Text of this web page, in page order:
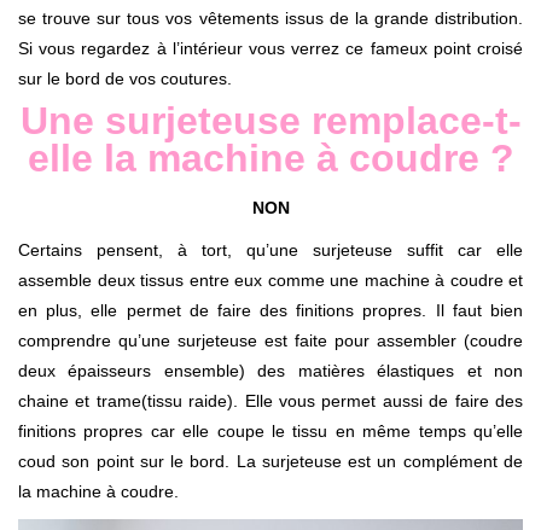
se trouve sur tous vos vêtements issus de la grande distribution.
Si vous regardez à l’intérieur vous verrez ce fameux point croisé
sur le bord de vos coutures.
Une surjeteuse remplace-t-
elle la machine à coudre ?
NON
Certains pensent, à tort, qu’une surjeteuse suffit car elle
assemble deux tissus entre eux comme une machine à coudre et
en plus, elle permet de faire des finitions propres. Il faut bien
comprendre qu’une surjeteuse est faite pour assembler (coudre
deux épaisseurs ensemble) des matières élastiques et non
chaine et trame(tissu raide). Elle vous permet aussi de faire des
finitions propres car elle coupe le tissu en même temps qu’elle
coud son point sur le bord. La surjeteuse est un complément de
la machine à coudre.